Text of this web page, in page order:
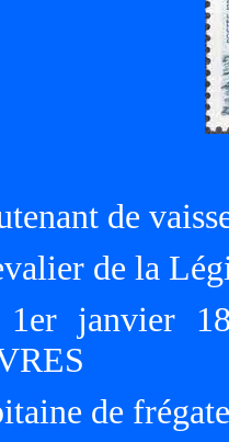
de
de la
janvier
de